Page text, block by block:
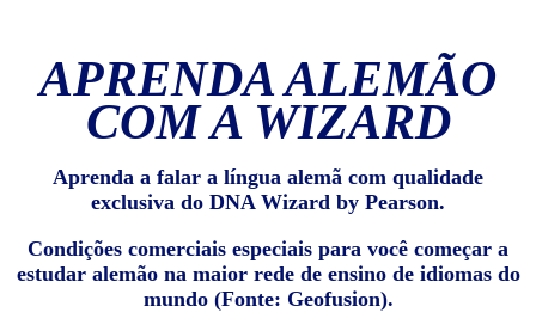
APRENDA ALEMÃO
COM A WIZARD
Aprenda a falar a língua alemã com qualidade
exclusiva do DNA Wizard by Pearson.
Condições comerciais especiais para você começar a
estudar alemão na maior rede de ensino de idiomas do
mundo (Fonte: Geofusion).